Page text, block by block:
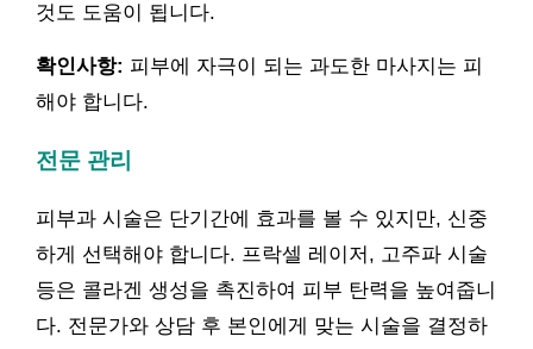
것도 도움이 됩니다.
확인사항: 피부에 자극이 되는 과도한 마사지는 피
해야 합니다.
전문 관리
피부과 시술은 단기간에 효과를 볼 수 있지만, 신중
하게 선택해야 합니다. 프락셀 레이저, 고주파 시술
등은 콜라겐 생성을 촉진하여 피부 탄력을 높여줍니
다. 전문가와 상담 후 본인에게 맞는 시술을 결정하